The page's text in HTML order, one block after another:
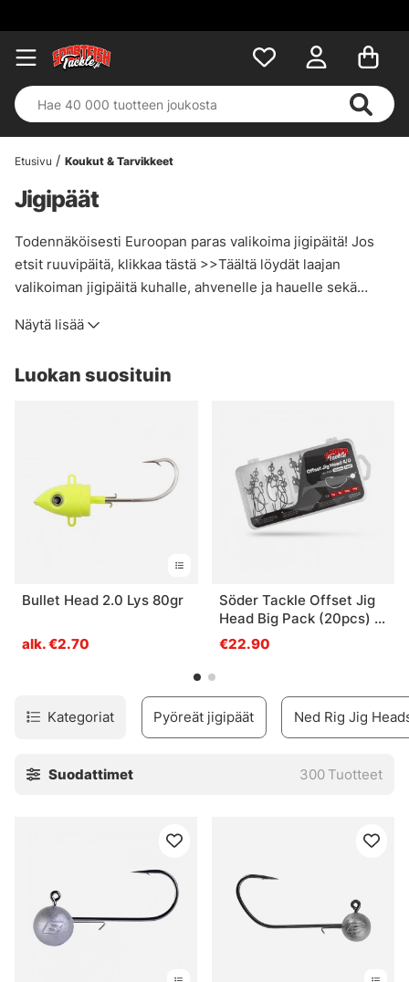
Etusivu Koukut & Tarvikkeet
Jigipäät
Todennäköisesti Euroopan paras valikoima jigipäitä! Jos
etsit ruuvipäitä, klikkaa tästä >>Täältä löydät laajan
valikoiman jigipäitä kuhalle, ahvenelle ja hauelle sekä
Jokaisella on oma jigipääsuosikkinsa, ja siksi pidämme
poikkeuksellisen laaja. Jos etsit jotain, mutta et löydä sitä
Näytä lisää
Luokan suosituin
Bullet Head 2.0 Lys 80gr
alk. €2.70
Söder Tackle Offset Jig
Head Big Pack (20pcs) -
4/0 (5g, 7g, 10g, 14g)
€22.90
Kategoriat Pyöreät jigipäät Ned Rig Jig
Suodattimet 300 Tuotteet